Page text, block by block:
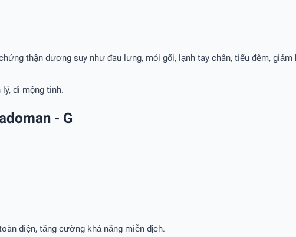
thận dương suy như đau lưng, mỏi gối, lạnh tay chân, tiểu đêm,
di mộng tinh.
- G
diện, tăng cường khả năng miễn dịch.